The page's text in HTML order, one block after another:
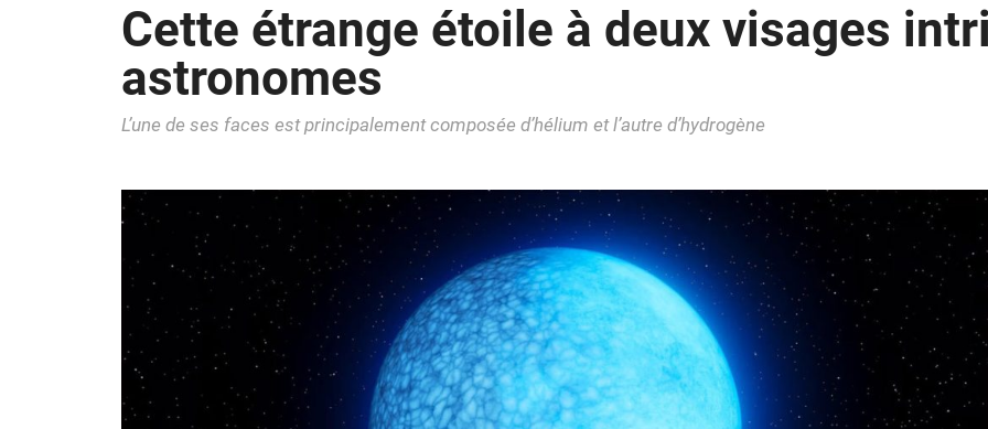
Cette étrange étoile à deux visages
astronomes
L’une de ses faces est principalement composée d’hélium et l’autre d’hydrogène